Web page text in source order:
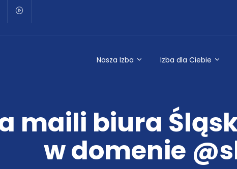
Nasza Izba Izba dla Ciebie
maili biura
w domenie